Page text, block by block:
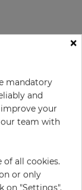
×
mandatory
and
your
our team with
of all cookies.
or only
on "Settings".